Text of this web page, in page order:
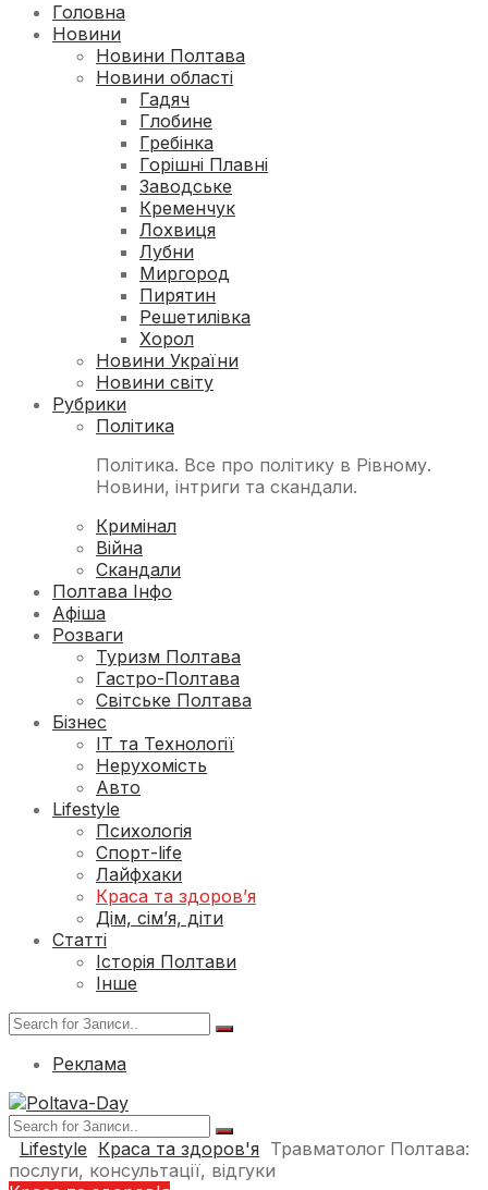
Головна
Новини
Новини Полтава
Новини області
Гадяч
Глобине
Гребінка
Горішні Плавні
Заводське
Кременчук
Лохвиця
Лубни
Миргород
Пирятин
Решетилівка
Хорол
Новини України
Новини світу
Рубрики
Політика
Політика. Все про політику в Рівному.
Новини, інтриги та скандали.
Кримінал
Війна
Скандали
Полтава Інфо
Афіша
Розваги
Туризм Полтава
Гастро-Полтава
Світське Полтава
Бізнес
ІТ та Технології
Нерухомість
Авто
Lifestyle
Психологія
Спорт-life
Лайфхаки
Краса та здоров’я
Дім, сім’я, діти
Статті
Історія Полтави
Інше
Реклама
Lifestyle Краса та здоров'я Травматолог Полтава:
послуги, консультації, відгуки